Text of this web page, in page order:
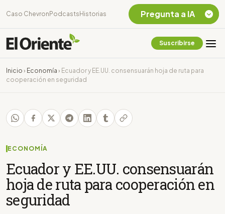
Caso Chevron Podcasts Historias
Suscribirse
Inicio › Economía › Ecuador y EE.UU. consensuarán hoja de ruta para
cooperación en seguridad
ECONOMÍA
Ecuador y EE.UU. consensuarán
hoja de ruta para cooperación en
seguridad
Pregunta a IA
Chevron Ecuador